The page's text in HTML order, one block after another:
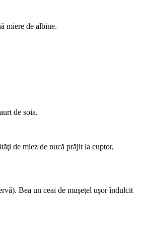
miere de albine.
de soia.
de miez de nucă prăjit la cuptor,
Bea un ceai de muşeţel uşor îndulcit